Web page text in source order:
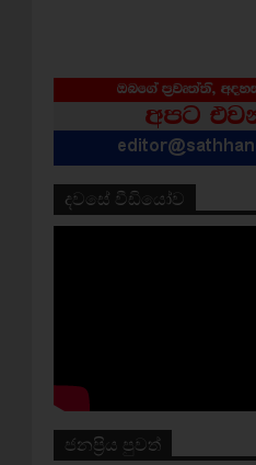
දවසේ වීඩියෝව
ජනප්‍රිය පුවත්